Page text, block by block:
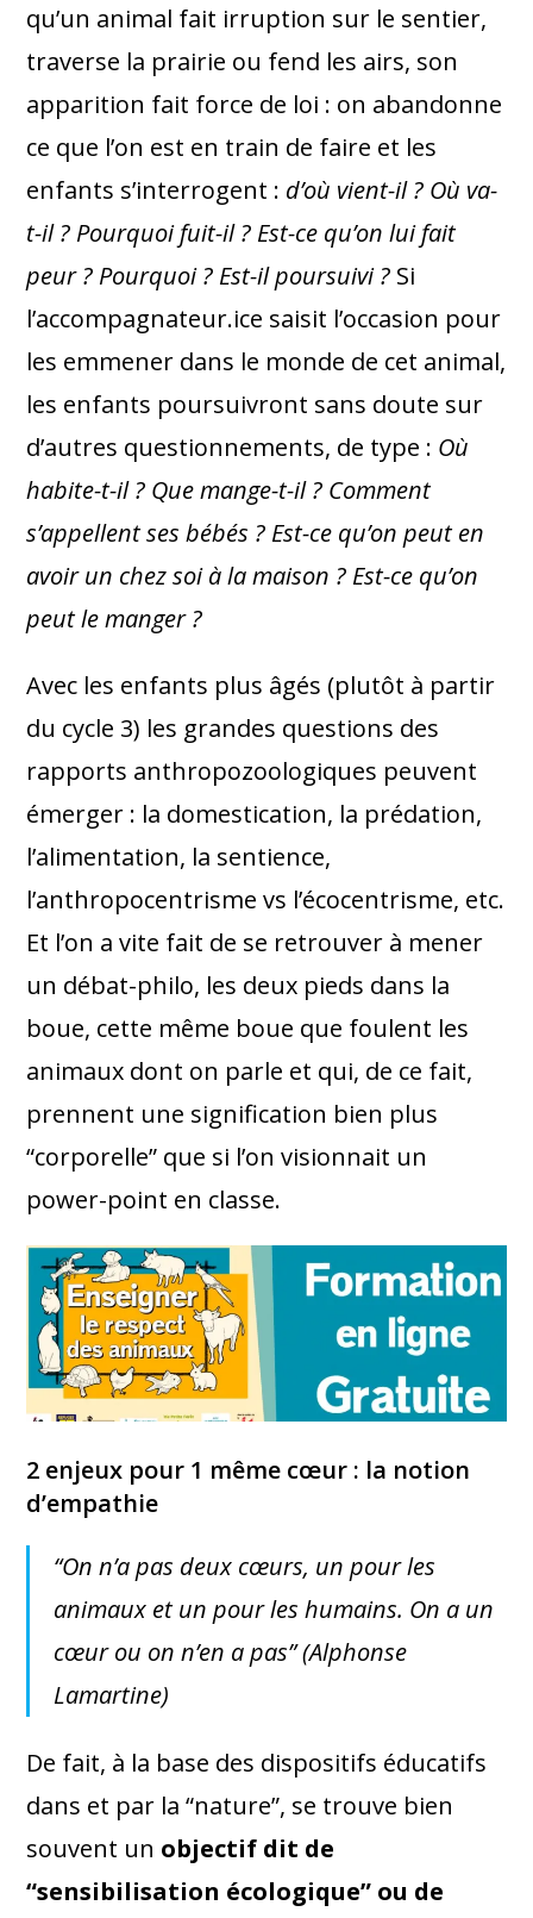
qu’un animal fait irruption sur le sentier,
traverse la prairie ou fend les airs, son
apparition fait force de loi : on abandonne
ce que l’on est en train de faire et les
enfants s’interrogent : d’où vient-il ? Où va-
t-il ? Pourquoi fuit-il ? Est-ce qu’on lui fait
peur ? Pourquoi ? Est-il poursuivi ? Si
l’accompagnateur.ice saisit l’occasion pour
les emmener dans le monde de cet animal,
les enfants poursuivront sans doute sur
d’autres questionnements, de type : Où
habite-t-il ? Que mange-t-il ? Comment
s’appellent ses bébés ? Est-ce qu’on peut en
avoir un chez soi à la maison ? Est-ce qu’on
peut le manger ?
Avec les enfants plus âgés (plutôt à partir
du cycle 3) les grandes questions des
rapports anthropozoologiques peuvent
émerger : la domestication, la prédation,
l’alimentation, la sentience,
l’anthropocentrisme vs l’écocentrisme, etc.
Et l’on a vite fait de se retrouver à mener
un débat-philo, les deux pieds dans la
boue, cette même boue que foulent les
animaux dont on parle et qui, de ce fait,
prennent une signification bien plus
“corporelle” que si l’on visionnait un
power-point en classe.
2 enjeux pour 1 même cœur : la notion
d’empathie
“On n’a pas deux cœurs, un pour les
animaux et un pour les humains. On a un
cœur ou on n’en a pas” (Alphonse
Lamartine)
De fait, à la base des dispositifs éducatifs
dans et par la “nature”, se trouve bien
souvent un objectif dit de
“sensibilisation écologique” ou de